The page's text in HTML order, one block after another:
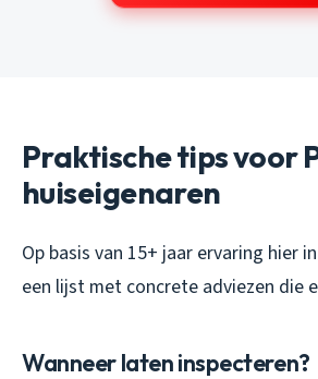
Praktische tips voor
huiseigenaren
Op basis van 15+ jaar ervaring hier
een lijst met concrete adviezen die
Wanneer laten inspecteren?